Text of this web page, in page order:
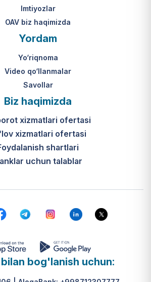
Imtiyozlar
OAV biz haqimizda
Yordam
Yo‘riqnoma
Video qo‘llanmalar
Savollar
Biz haqimizda
xizmatlari ofertasi
xizmatlari ofertasi
shartlari
uchun talablar
bilan bog'lanish uchun: